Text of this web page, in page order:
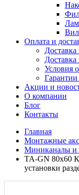
Оплата и
Условия
Гарантии
Акции и
О компании
Блог
Контакты
Главная
Монтажные
Миниканалы и
ТА-GN 80x60
установки